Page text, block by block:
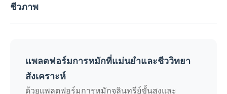
ชีวภาพ
แพลตฟอร์มการหมักที่แม่นยำและชีววิทยา
สังเคราะห์
ด้วยแพลตฟอร์มการหมักจุลินทรีย์ขั้นสูงและ